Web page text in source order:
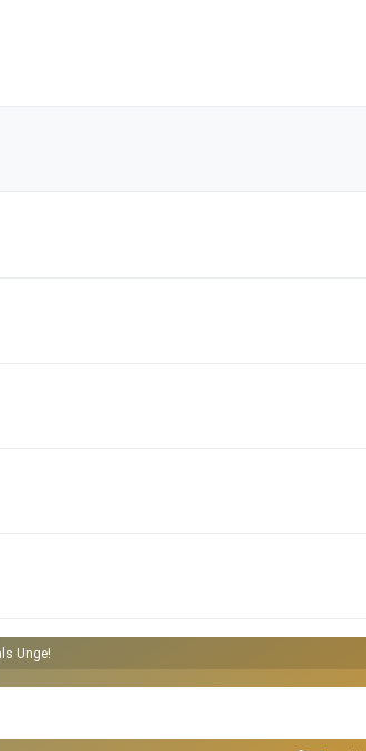
Unge!